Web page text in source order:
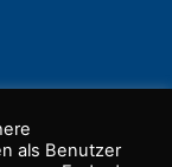
als Benutzer